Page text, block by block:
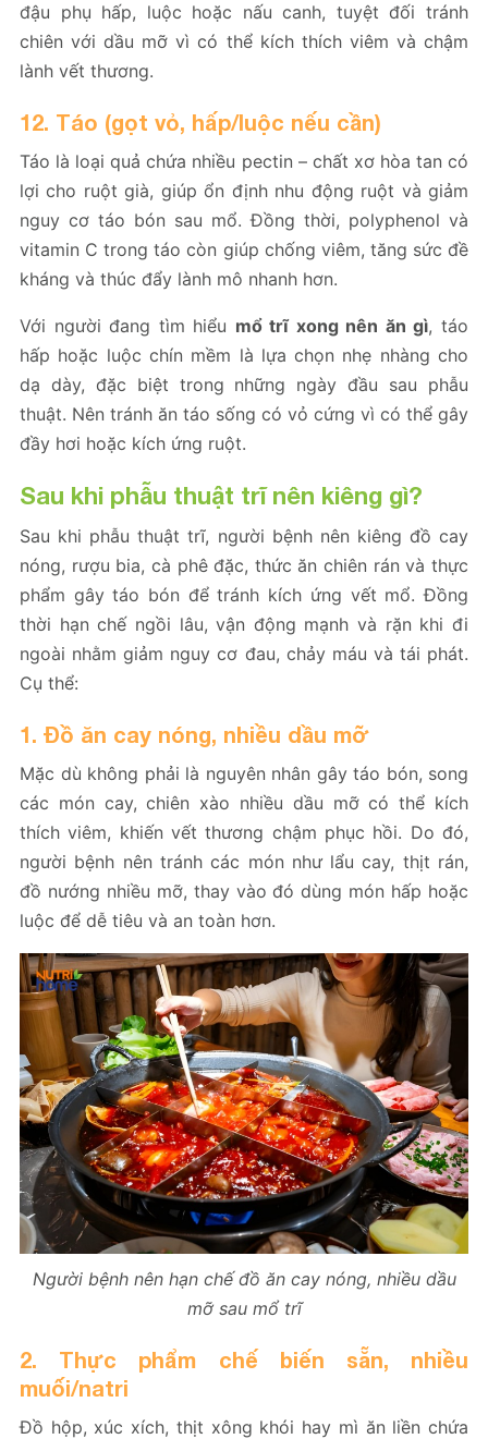
đậu phụ hấp, luộc hoặc nấu canh, tuyệt đối tránh
chiên với dầu mỡ vì có thể kích thích viêm và chậm
lành vết thương.
12. Táo (gọt vỏ, hấp/luộc nếu cần)
Táo là loại quả chứa nhiều pectin – chất xơ hòa tan có
lợi cho ruột già, giúp ổn định nhu động ruột và giảm
nguy cơ táo bón sau mổ. Đồng thời, polyphenol và
vitamin C trong táo còn giúp chống viêm, tăng sức đề
kháng và thúc đẩy lành mô nhanh hơn.
Với người đang tìm hiểu mổ trĩ xong nên ăn gì, táo
hấp hoặc luộc chín mềm là lựa chọn nhẹ nhàng cho
dạ dày, đặc biệt trong những ngày đầu sau phẫu
thuật. Nên tránh ăn táo sống có vỏ cứng vì có thể gây
đầy hơi hoặc kích ứng ruột.
Sau khi phẫu thuật trĩ nên kiêng gì?
Sau khi phẫu thuật trĩ, người bệnh nên kiêng đồ cay
nóng, rượu bia, cà phê đặc, thức ăn chiên rán và thực
phẩm gây táo bón để tránh kích ứng vết mổ. Đồng
thời hạn chế ngồi lâu, vận động mạnh và rặn khi đi
ngoài nhằm giảm nguy cơ đau, chảy máu và tái phát.
Cụ thể:
1. Đồ ăn cay nóng, nhiều dầu mỡ
Mặc dù không phải là nguyên nhân gây táo bón, song
các món cay, chiên xào nhiều dầu mỡ có thể kích
thích viêm, khiến vết thương chậm phục hồi. Do đó,
người bệnh nên tránh các món như lẩu cay, thịt rán,
đồ nướng nhiều mỡ, thay vào đó dùng món hấp hoặc
luộc để dễ tiêu và an toàn hơn.
Người bệnh nên hạn chế đồ ăn cay nóng, nhiều dầu
mỡ sau mổ trĩ
2. Thực phẩm chế biến sẵn, nhiều
muối/natri
Đồ hộp, xúc xích, thịt xông khói hay mì ăn liền chứa